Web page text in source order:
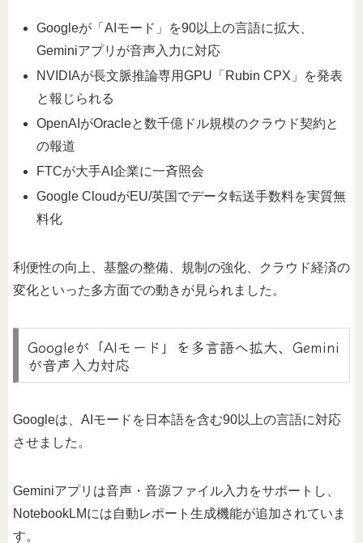
Googleが「AIモード」を90以上の言語に拡大、
Geminiアプリが音声入力に対応
NVIDIAが長文脈推論専用GPU「Rubin CPX」を発表
と報じられる
OpenAIがOracleと数千億ドル規模のクラウド契約と
の報道
FTCが大手AI企業に一斉照会
Google CloudがEU/英国でデータ転送手数料を実質無
料化
利便性の向上、基盤の整備、規制の強化、クラウド経済の
変化といった多方面での動きが見られました。
Googleが「AIモード」を多言語へ拡大、Gemini
が音声入力対応
Googleは、AIモードを日本語を含む90以上の言語に対応
させました。
Geminiアプリは音声・音源ファイル入力をサポートし、
NotebookLMには自動レポート生成機能が追加されていま
す。